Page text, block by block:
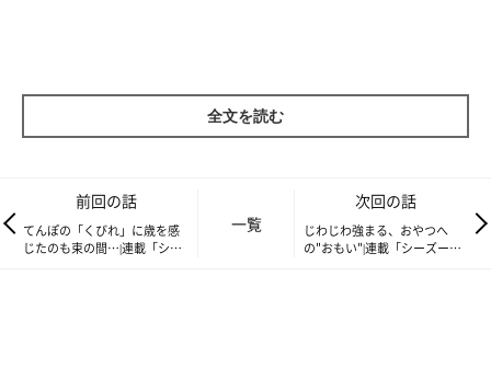
全文を読む
前回の話
てんぽの「くびれ」に歳を感
じたのも束の間…|連載「シー
一覧
次回の話
じわじわ強まる、おやつへ
の"おもい"|連載「シーズー犬